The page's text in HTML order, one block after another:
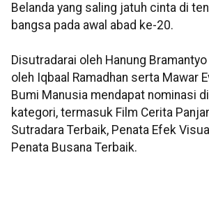
Belanda yang saling jatuh cinta di
bangsa pada awal abad ke-20.
Disutradarai oleh Hanung
oleh Iqbaal Ramadhan serta Mawar
Bumi Manusia mendapat nominasi
kategori, termasuk Film Cerita
Sutradara Terbaik, Penata Efek
Penata Busana Terbaik.